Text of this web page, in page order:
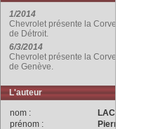
1/2014
Chevrolet présente la Corvette Z06, au
de Détroit.
6/3/2014
Chevrolet présente la Corvette Z06, au
de Genève.
L'auteur
nom :
LACHET
prénom :
Pierre